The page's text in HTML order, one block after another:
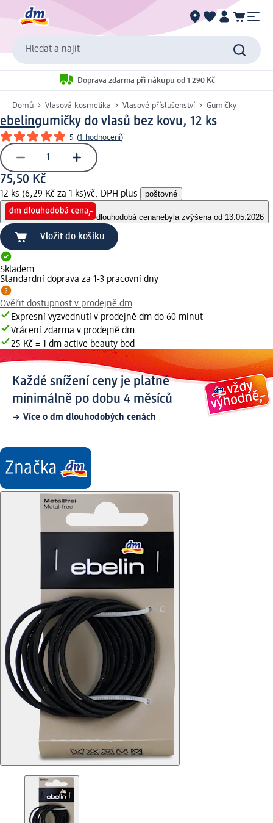
Hledat a najít
Doprava zdarma při nákupu od 1 290 Kč
Domů Vlasová kosmetika Vlasové příslušenství Gumičky
ebelingumičky do vlasů bez kovu, 12 ks
5 (1 hodnocení)
75,50 Kč
12 ks (6,29 Kč za 1 ks)vč. DPH plus poštovné
dlouhodobá cenanebyla zvýšena od 13.05.2026
Vložit do košíku
Skladem
Standardní doprava za 1-3 pracovní dny
Ověřit dostupnost v prodejně dm
Expresní vyzvednutí v prodejně dm do 60 minut
Vrácení zdarma v prodejně dm
25 Kč = 1 dm active beauty bod
Každé snížení ceny je platné
minimálně po dobu 4 měsíců
Více o dm dlouhodobých cenách